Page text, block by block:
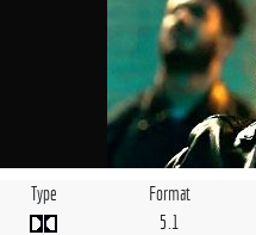
Type Format
5.1